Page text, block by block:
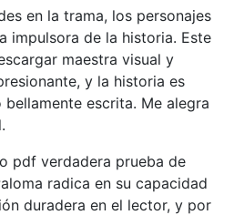
en la trama, los personajes
impulsora de la historia. Este
maestra visual y
y la historia es
escrita. Me alegra
pdf verdadera prueba de
radica en su capacidad
duradera en el lector, y por